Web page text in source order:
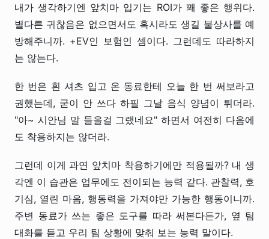
내가 생각하기엔 앞치마 입기는 ROI가 꽤 좋은 행위다.
별다른 귀찮음은 없으면서도 혹시라도 생길 불상사를 예
방해주니까. +EV인 보험인 셈이다. 그런데도 따라하지
는 않는다.
한 번은 흰 셔츠 입고 온 동료한테 오늘 한 번 써보라고
권했는데, 굳이 안 쓰다 하필 그날 음식 양념이 튀더라.
"아~ 시안님 말 들을걸 그랬네요" 하면서 여전히 다음에
도 착용하지는 않더라.
그런데 이게 과연 앞치마 착용하기에만 적용될까? 내 생
각엔 이 습관은 업무에도 전이되는 능력 같다. 관찰력, 호
기심, 열린 마음, 행동력을 가져야만 가능한 행동이니까.
주변 동료가 쓰는 좋은 도구를 따라 써본다든가, 옆 팀
대화를 듣고 우리 팀 상황에 맞춰 보는 능력 말이다.